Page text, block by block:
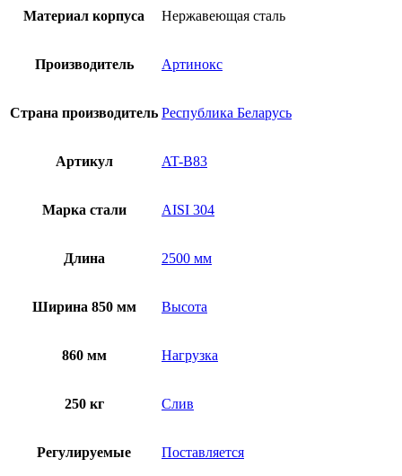
Материал корпуса Нержавеющая сталь
Производитель Артинокс
Страна производитель Республика Беларусь
Артикул AT-B83
Марка стали AISI 304
Длина 2500 мм
Ширина 850 мм Высота
860 мм Нагрузка
250 кг Слив
Регулируемые Поставляется